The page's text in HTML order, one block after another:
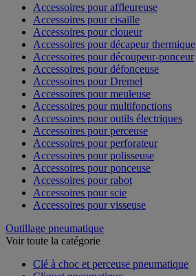
Accessoires pour affleureuse
Accessoires pour cisaille
Accessoires pour cloueur
Accessoires pour décapeur thermique
Accessoires pour découpeur-ponceur
Accessoires pour défonceuse
Accessoires pour Dremel
Accessoires pour meuleuse
Accessoires pour multifonctions
Accessoires pour outils électriques
Accessoires pour perceuse
Accessoires pour perforateur
Accessoires pour polisseuse
Accessoires pour ponceuse
Accessoires pour rabot
Accessoires pour scie
Accessoires pour visseuse
Outillage pneumatique
Voir toute la catégorie
Clé à choc et perceuse pneumatique